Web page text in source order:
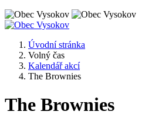
Úvodní stránka
Volný čas
Kalendář akcí
The Brownies
The Brownies